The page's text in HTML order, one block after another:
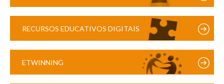
RECURSOS EDUCATIVOS DIGITAIS
ETWINNING